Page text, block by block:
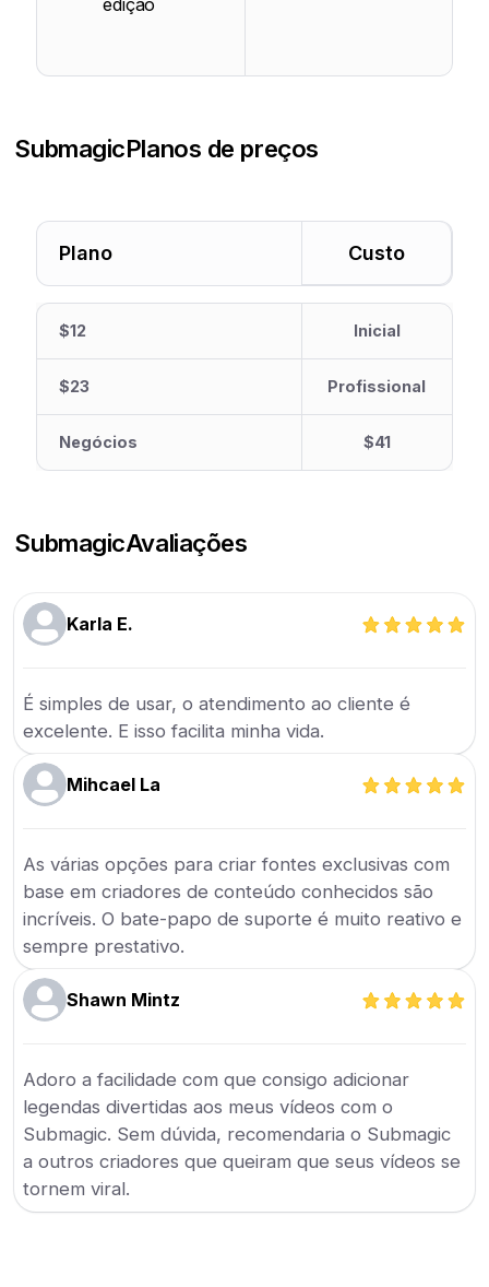
edição
SubmagicPlanos de preços
Plano Custo
$12 Inicial
$23 Profissional
Negócios $41
SubmagicAvaliações
Karla E.
É simples de usar, o atendimento ao cliente é
excelente. E isso facilita minha vida.
Mihcael La
As várias opções para criar fontes exclusivas com
base em criadores de conteúdo conhecidos são
incríveis. O bate-papo de suporte é muito reativo e
sempre prestativo.
Shawn Mintz
Adoro a facilidade com que consigo adicionar
legendas divertidas aos meus vídeos com o
Submagic. Sem dúvida, recomendaria o Submagic
a outros criadores que queiram que seus vídeos se
tornem viral.